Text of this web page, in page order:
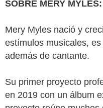
SOBRE MERY MYLES:
Mery Myles nació y
estímulos musicales,
además de cantante.
Su primer proyecto
en 2019 con un álbum